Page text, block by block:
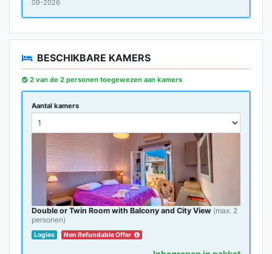
09-2026
BESCHIKBARE KAMERS
2 van de 2 personen toegewezen aan kamers
Aantal kamers
Double or Twin Room with Balcony and City View (max. 2
personen)
Logies Non Refundable Offer